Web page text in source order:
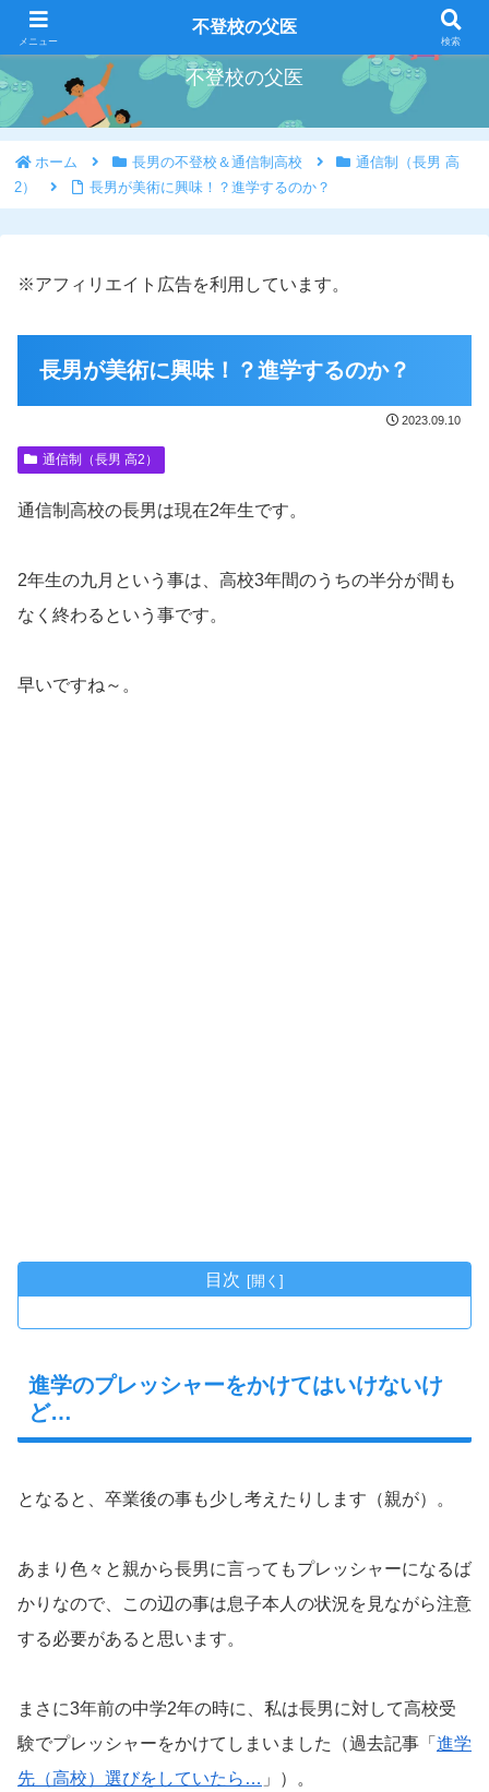
好きな事を好きな時にやろう
不登校の父医
ホーム 長男の不登校＆通信制高校
通信制（長男 高
2）
長男が美術に興味！？進学するのか？
※アフィリエイト広告を利用しています。
長男が美術に興味！？進学するのか？
2023.09.10
通信制（長男 高2）
通信制高校の長男は現在2年生です。
2年生の九月という事は、高校3年間のうちの半分が間も
なく終わるという事です。
早いですね～。
目次
進学のプレッシャーをかけてはいけないけ
ど…
となると、卒業後の事も少し考えたりします（親が）。
あまり色々と親から長男に言ってもプレッシャーになるば
かりなので、この辺の事は息子本人の状況を見ながら注意
する必要があると思います。
まさに3年前の中学2年の時に、私は長男に対して高校受
験でプレッシャーをかけてしまいました（過去記事「 進学
先（高校）選びをしていたら… 」）。
メニュー
不登校の父医
検索